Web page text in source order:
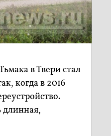
в Твери стал
когда в 2016
длинная,